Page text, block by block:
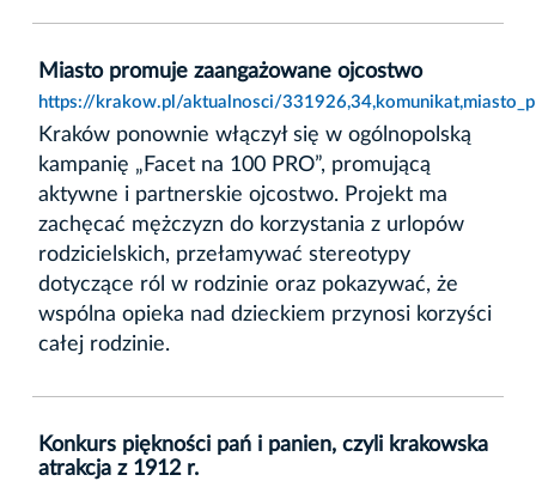
Miasto promuje zaangażowane ojcostwo
https://krakow.pl/aktualnosci/
Kraków ponownie włączył się w ogólnopolską
kampanię „Facet na 100 PRO”, promującą
aktywne i partnerskie ojcostwo. Projekt ma
zachęcać mężczyzn do korzystania z urlopów
rodzicielskich, przełamywać stereotypy
dotyczące ról w rodzinie oraz pokazywać, że
wspólna opieka nad dzieckiem przynosi korzyści
całej rodzinie.
Konkurs piękności pań i panien, czyli krakowska
atrakcja z 1912 r.